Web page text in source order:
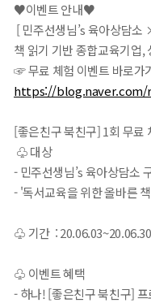
♥이벤트 안내♥
[ 민주선생님’s 육아상담
책 읽기 기반 종합교육기업,
☞ 무료 체험 이벤트 바로가
https://blog.naver.com/
[좋은친구 북친구] 1회 무료
♧ 대상
- 민주선생님’s 육아상담소
- '독서교육을 위한 올바른
♧ 기간 : 20.06.03~20.06.30
♧ 이벤트 혜택
- 하나! [좋은친구 북친구]